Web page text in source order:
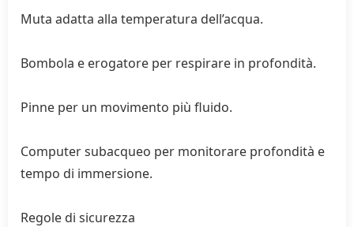
Muta adatta alla temperatura dell’acqua.
Bombola e erogatore per respirare in profondità.
Pinne per un movimento più fluido.
Computer subacqueo per monitorare profondità e
tempo di immersione.
Regole di sicurezza